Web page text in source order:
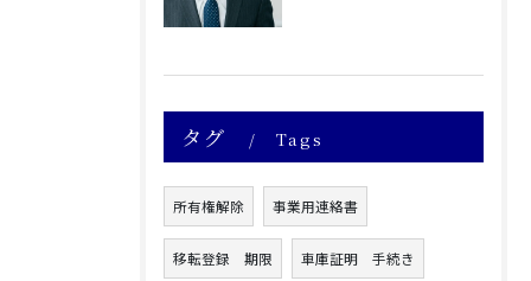
タグ Tags
所有権解除 事業用連絡書
移転登録 期限 車庫証明 手続き